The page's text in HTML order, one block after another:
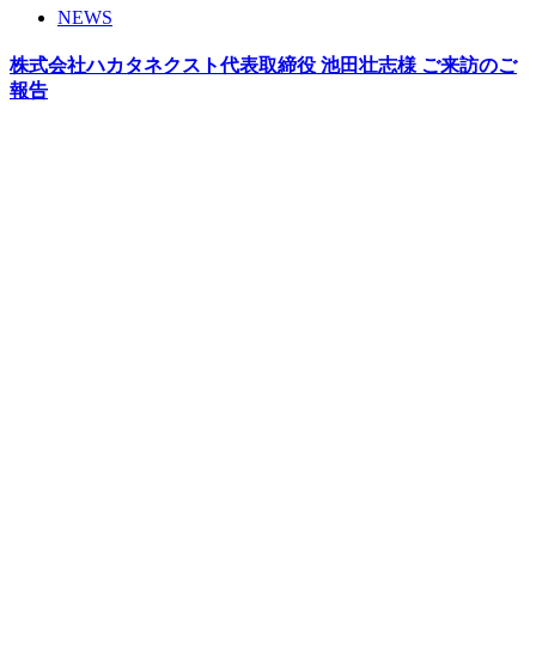
NEWS
株式会社ハカタネクスト代表取締役 池田壮志様 ご来訪のご
報告